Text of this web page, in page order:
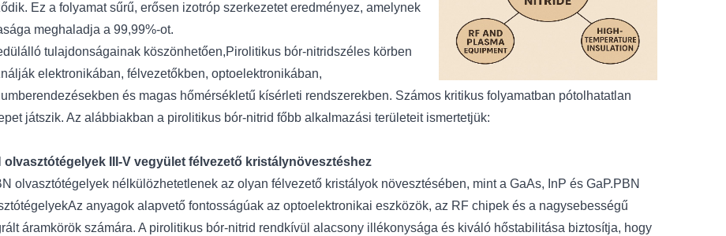
Ez a folyamat sűrű, erősen izotróp szerkezetet eredményez, amelynek
meghaladja a 99,99%-ot.
tulajdonságainak köszönhetően,Pirolitikus bór-nitridszéles körben
elektronikában, félvezetőkben, optoelektronikában,
és magas hőmérsékletű kísérleti rendszerekben. Számos kritikus folyamatban pótolhatatlan
játszik. Az alábbiakban a pirolitikus bór-nitrid főbb alkalmazási területeit ismertetjük:
olvasztótégelyek III-V vegyület félvezető kristálynövesztéshez
olvasztótégelyek nélkülözhetetlenek az olyan félvezető kristályok növesztésében, mint a GaAs, InP és GaP.PBN
Az anyagok alapvető fontosságúak az optoelektronikai eszközök, az RF chipek és a nagysebességű
áramkörök számára. A pirolitikus bór-nitrid rendkívül alacsony illékonysága és kiváló hőstabilitása biztosítja, hogy